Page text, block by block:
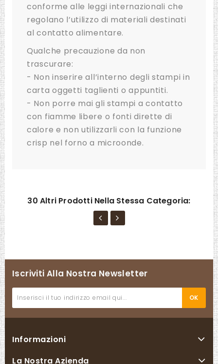
conforme alle leggi internazionali che
regolano l’utilizzo di materiali destinati
al contatto alimentare.
Qualche precauzione da non
trascurare:
- Non inserire all’interno degli stampi in
carta oggetti taglienti o appuntiti.
- Non porre mai gli stampi a contatto
con fiamme libere o fonti dirette di
calore e non utilizzarli con la funzione
crisp nel forno a microonde.
30 Altri Prodotti Nella Stessa Categoria:
Iscriviti Alla Nostra Newsletter
Informazioni
La Nostra Azienda